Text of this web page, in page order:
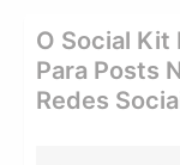
O Social Kit
Para Posts
Redes